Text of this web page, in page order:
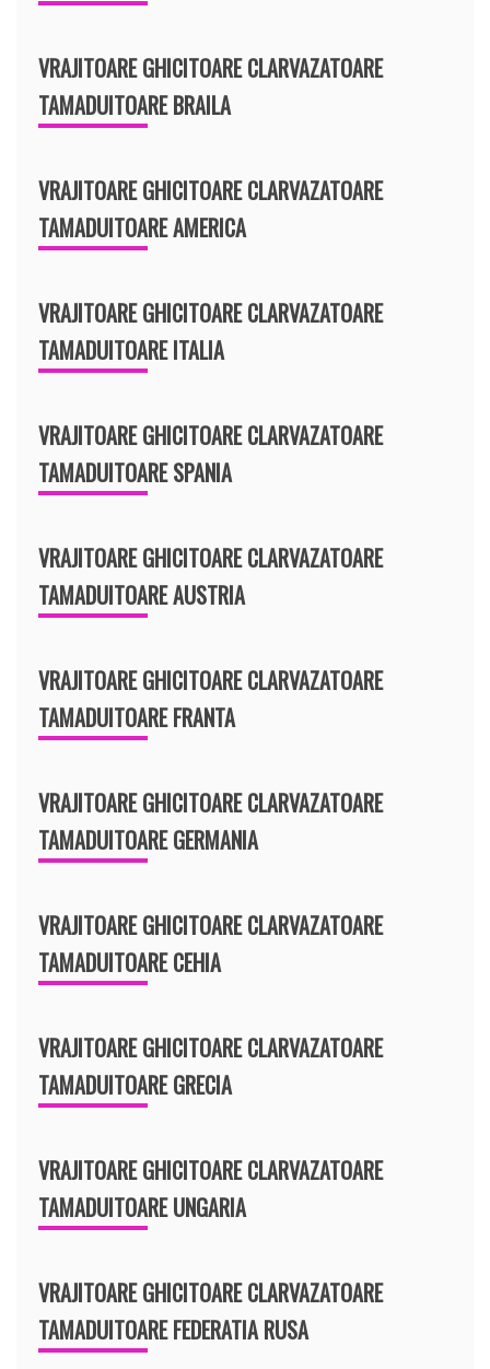
VRAJITOARE GHICITOARE CLARVAZATOARE
TAMADUITOARE BRAILA
VRAJITOARE GHICITOARE CLARVAZATOARE
TAMADUITOARE AMERICA
VRAJITOARE GHICITOARE CLARVAZATOARE
TAMADUITOARE ITALIA
VRAJITOARE GHICITOARE CLARVAZATOARE
TAMADUITOARE SPANIA
VRAJITOARE GHICITOARE CLARVAZATOARE
TAMADUITOARE AUSTRIA
VRAJITOARE GHICITOARE CLARVAZATOARE
TAMADUITOARE FRANTA
VRAJITOARE GHICITOARE CLARVAZATOARE
TAMADUITOARE GERMANIA
VRAJITOARE GHICITOARE CLARVAZATOARE
TAMADUITOARE CEHIA
VRAJITOARE GHICITOARE CLARVAZATOARE
TAMADUITOARE GRECIA
VRAJITOARE GHICITOARE CLARVAZATOARE
TAMADUITOARE UNGARIA
VRAJITOARE GHICITOARE CLARVAZATOARE
TAMADUITOARE FEDERATIA RUSA